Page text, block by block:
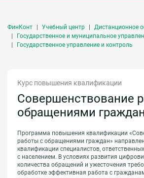
ФинКонт Учебный центр
Дистанционное
Государственное и муниципальное
Государственное управление и контроль
Курс повышения квалификации
Совершенствование
обращениями граждан
Программа повышения квалификации
работы с обращениями граждан»
квалификации специалистов,
с населением. В условиях развития
количества обращений и ужесточения
обработке эффективная работа с
Даю согласие на обработку
данные и соглашаюсь с